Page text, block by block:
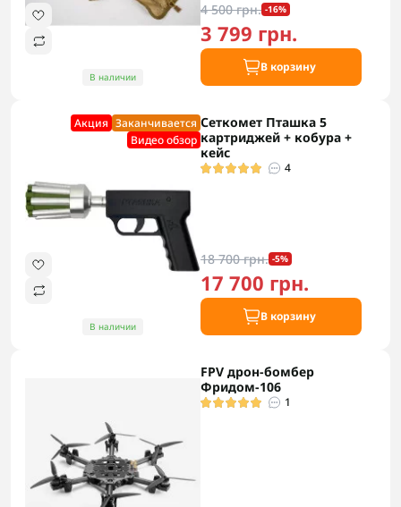
В наличии
4 500 грн. -16%
3 799 грн.
В корзину
Акция Заканчивается
Видео обзор
В наличии
Сеткомет Пташка 5
картриджей + кобура +
кейс
4
18 700 грн. -5%
17 700 грн.
В корзину
FPV дрон-бомбер
Фридом-106
1